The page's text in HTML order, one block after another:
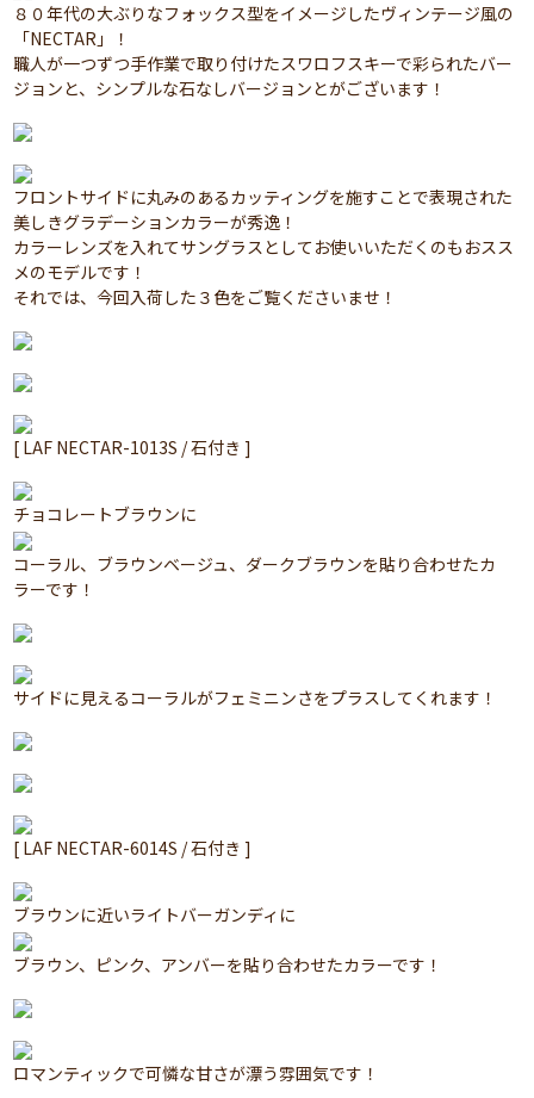
８０年代の大ぶりなフォックス型をイメージしたヴィンテージ風の
「NECTAR」！
職人が一つずつ手作業で取り付けたスワロフスキーで彩られたバー
ジョンと、シンプルな石なしバージョンとがございます！
フロントサイドに丸みのあるカッティングを施すことで表現された
美しきグラデーションカラーが秀逸！
カラーレンズを入れてサングラスとしてお使いいただくのもおスス
メのモデルです！
それでは、今回入荷した３色をご覧くださいませ！
[ LAF NECTAR-1013S / 石付き ]
チョコレートブラウンに
コーラル、ブラウンベージュ、ダークブラウンを貼り合わせたカ
ラーです！
サイドに見えるコーラルがフェミニンさをプラスしてくれます！
[ LAF NECTAR-6014S / 石付き ]
ブラウンに近いライトバーガンディに
ブラウン、ピンク、アンバーを貼り合わせたカラーです！
ロマンティックで可憐な甘さが漂う雰囲気です！